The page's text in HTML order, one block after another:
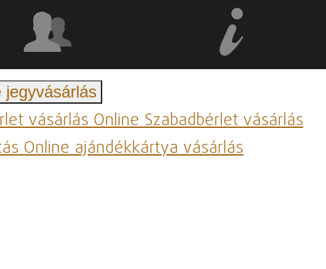
jegyvásárlás
vásárlásOnline Szabadbérlet vásárlás
Online ajándékkártya vásárlás